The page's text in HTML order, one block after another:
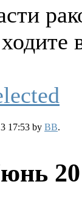
17:53 by BB.